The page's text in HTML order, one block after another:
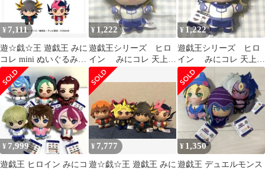
¥ 7,111
遊☆戯☆王 遊戯王 みに
コレ mini ぬいぐるみ
マスコット 全4種セッ
ト
¥ 1,222
遊戯王シリーズ ヒロ
イン みにコレ 天上院
明日香⑥
¥ 1,222
遊戯王シリーズ ヒロ
イン みにコレ 天上院
明日香⑤
¥ 7,999
遊戯王 ヒロイン みにコ
¥ 7,777
遊☆戯☆王 遊戯王 みに
¥ 1,350
遊戯王 デュエルモンス